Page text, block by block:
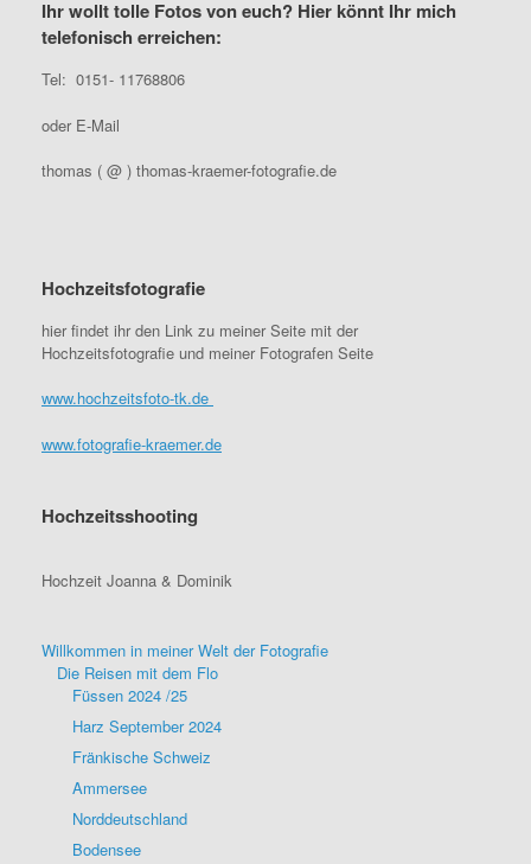
Ihr wollt tolle Fotos von euch? Hier könnt Ihr mich
telefonisch erreichen:
Tel: 0151- 11768806
oder E-Mail
thomas ( @ ) thomas-kraemer-fotografie.de
Hochzeitsfotografie
hier findet ihr den Link zu meiner Seite mit der
Hochzeitsfotografie und meiner Fotografen Seite
www.hochzeitsfoto-tk.de
www.fotografie-kraemer.de
Hochzeitsshooting
Hochzeit Joanna & Dominik
Willkommen in meiner Welt der Fotografie
Die Reisen mit dem Flo
Füssen 2024 /25
Harz September 2024
Fränkische Schweiz
Ammersee
Norddeutschland
Bodensee